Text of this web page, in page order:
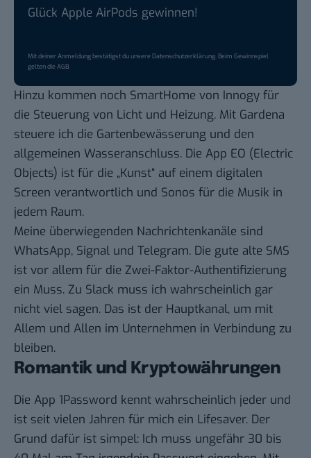
Glück Apple AirPods gewinnen!
Mit deiner Anmeldung bestätigst du unsereDatenschutzerklärung. Beim Gewinnspiel
gelten dieAGB.
Hinzu kommen noch SmartHome von Innogy für
die Steuerung von Licht und Heizung. Mit Gardena
steuere ich die Gartenbewässerung und den
allgemeinen Wasseranschluss. Die App EO (Electric
Objects) ist für die „Kunst“ auf einem digitalen
Screen verantwortlich und Sonos für die Musik in
jedem Raum.
Meine überwiegenden Nachrichtenkanäle sind
WhatsApp, Signal und Telegram. Die gute alte SMS
ist vor allem für die Zwei-Faktor-Authentifizierung
ein Muss. Zu Slack muss ich wahrscheinlich gar
nicht viel sagen. Das ist der Hauptkanal, um mit
Allem und Allen im Unternehmen in Verbindung zu
bleiben.
Romantik und Kryptowährungen
Die App 1Password kennt wahrscheinlich jeder und
ist seit vielen Jahren für mich ein Lifesaver. Der
Grund dafür ist simpel: Ich muss ungefähr 30 bis